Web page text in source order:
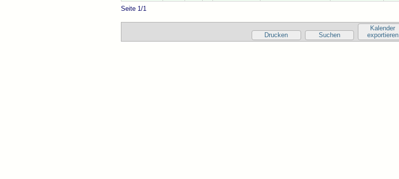
Seite 1/1
Drucken Suchen
Kalender
exportieren